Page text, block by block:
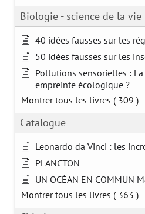
Biologie - science de la vie
40 idées fausses sur les
50 idées fausses sur les
Pollutions sensorielles :
empreinte écologique ?
Montrer tous les livres ( 309 )
Catalogue
Leonardo da Vinci : les
PLANCTON
UN OCÉAN EN COMMUN
Montrer tous les livres ( 363 )